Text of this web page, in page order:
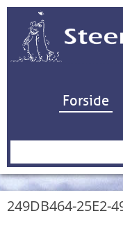
Forside
Søg
249DB464-25E2-